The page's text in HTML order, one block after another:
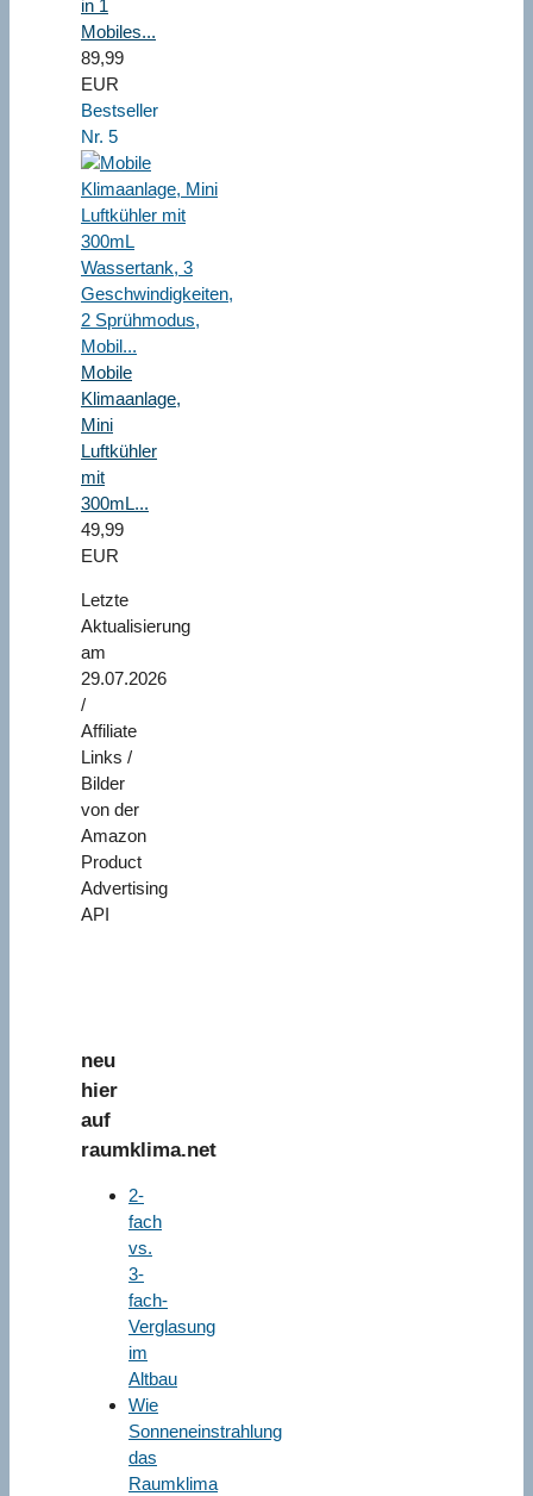
in 1
Mobiles...
89,99
EUR
Bestseller
Nr. 5
Mobile
Klimaanlage,
Mini
Luftkühler
mit
300mL...
49,99
EUR
Letzte
Aktualisierung
am
29.07.2026
/
Affiliate
Links /
Bilder
von der
Amazon
Product
Advertising
API
neu
hier
auf
raumklima.net
2-
fach
vs.
3-
fach-
Verglasung
im
Altbau
Wie
Sonneneinstrahlung
das
Raumklima